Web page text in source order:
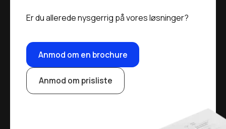
Er du allerede nysgerrig på vores løsninger?
Anmod om en brochure
Anmod om prisliste